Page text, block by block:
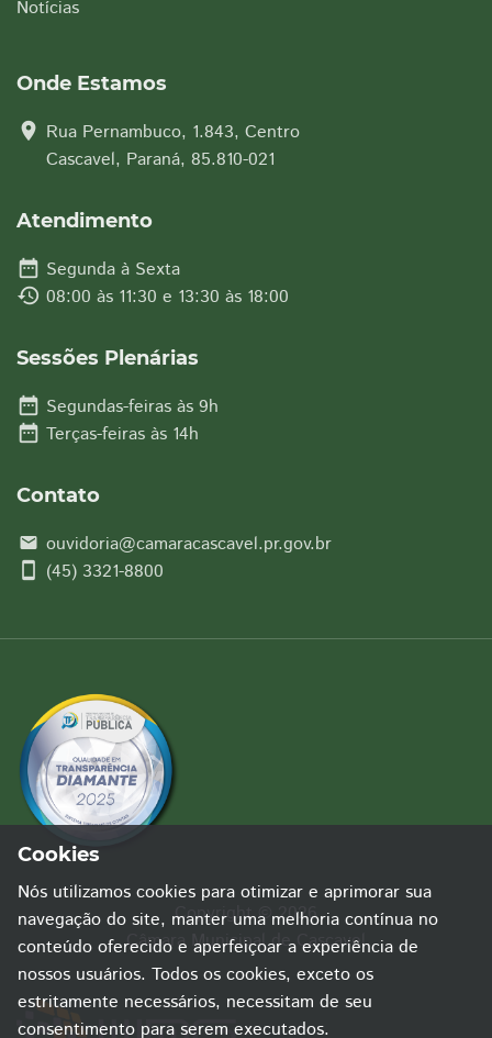
Notícias
Onde Estamos
location_on Rua Pernambuco, 1.843, Centro
Cascavel, Paraná, 85.810-021
Atendimento
date_range Segunda à Sexta
history 08:00 às 11:30 e 13:30 às 18:00
Sessões Plenárias
date_range Segundas-feiras às 9h
date_range Terças-feiras às 14h
Contato
email ouvidoria@camaracascavel.pr.gov.br
smartphone (45) 3321-8800
Copyright © 2026
Câmara Municipal de Cascavel
Cookies
Nós utilizamos cookies para otimizar e aprimorar sua
navegação do site, manter uma melhoria contínua no
conteúdo oferecido e aperfeiçoar a experiência de
nossos usuários. Todos os cookies, exceto os
estritamente necessários, necessitam de seu
consentimento para serem executados.